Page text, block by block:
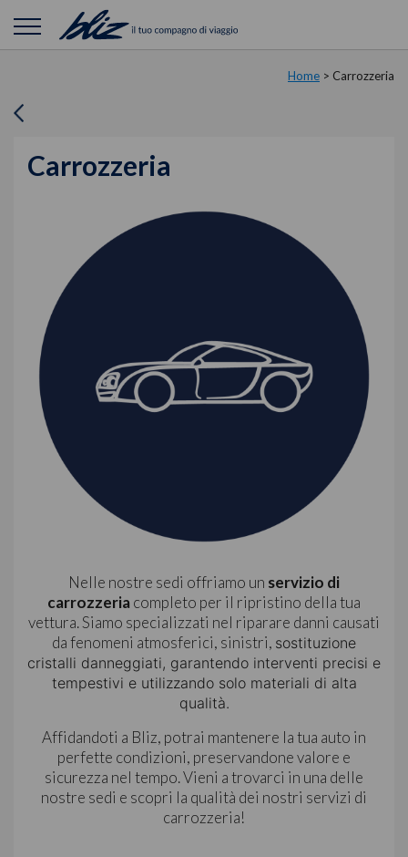
Home > Carrozzeria
Carrozzeria
Nelle nostre sedi offriamo un servizio di
carrozzeria completo per il ripristino della tua
vettura. Siamo specializzati nel riparare danni causati
da fenomeni atmosferici, sinistri, sostituzione
cristalli danneggiati, garantendo interventi precisi e
tempestivi e utilizzando solo materiali di alta
qualità.
Affidandoti a Bliz, potrai mantenere la tua auto in
perfette condizioni, preservandone valore e
sicurezza nel tempo. Vieni a trovarci in una delle
nostre sedi e scopri la qualità dei nostri servizi di
carrozzeria!